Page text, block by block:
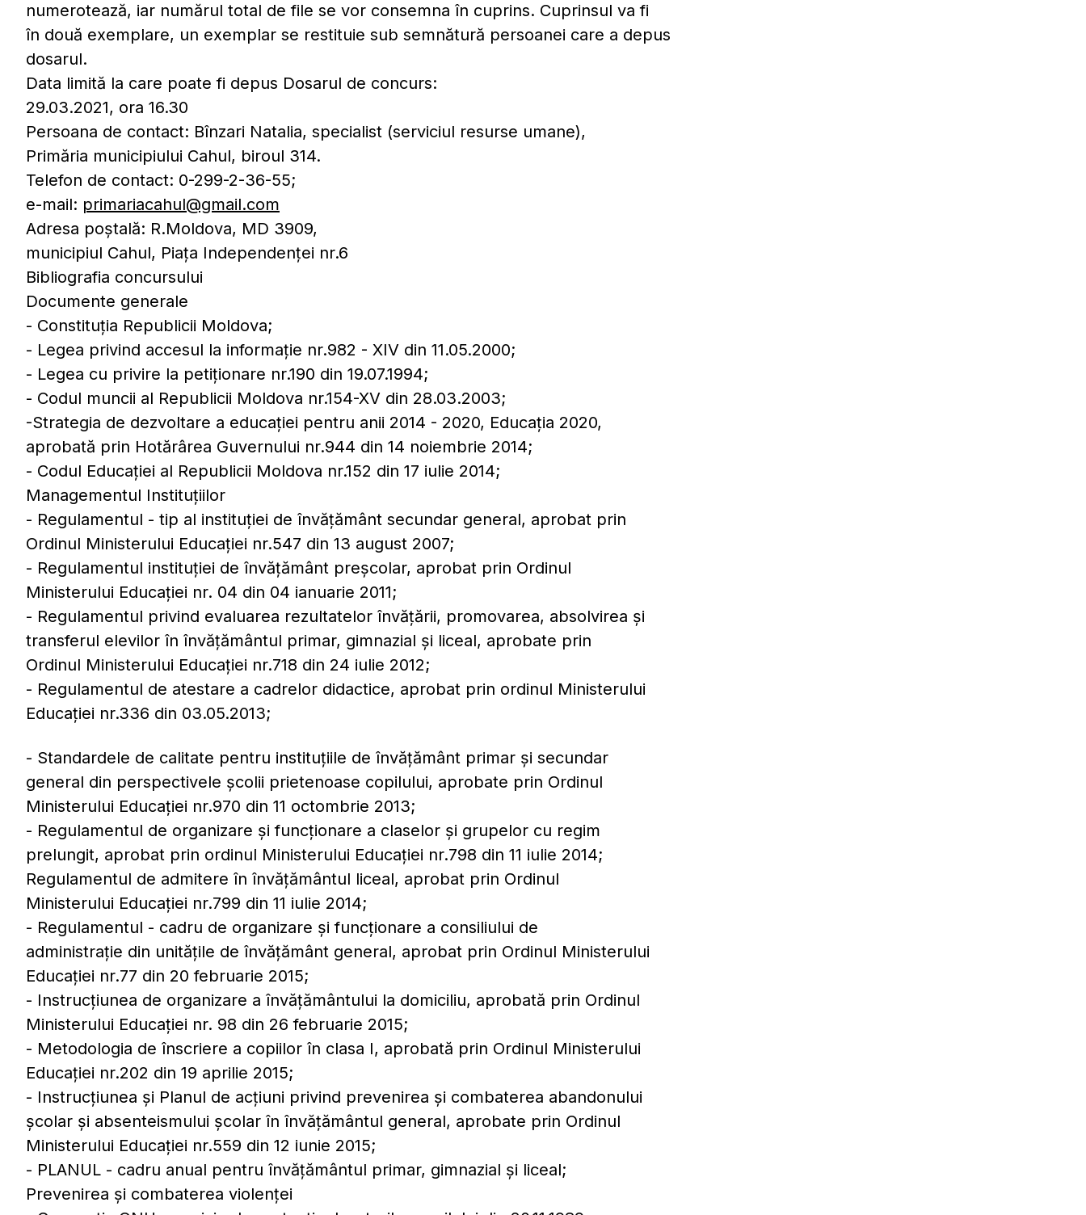
numerotează, iar numărul total de file se vor consemna în cuprins. Cuprinsul va fi
în două exemplare, un exemplar se restituie sub semnătură persoanei care a depus
dosarul.
Data limită la care poate fi depus Dosarul de concurs:
29.03.2021, ora 16.30
Persoana de contact: Bînzari Natalia, specialist (serviciul resurse umane),
Primăria municipiului Cahul, biroul 314.
Telefon de contact: 0-299-2-36-55;
e-mail: primariacahul@gmail.com
Adresa poştală: R.Moldova, MD 3909,
municipiul Cahul, Piaţa Independenţei nr.6
Bibliografia concursului
Documente generale
- Constituția Republicii Moldova;
- Legea privind accesul la informație nr.982 - XIV din 11.05.2000;
- Legea cu privire la petiționare nr.190 din 19.07.1994;
- Codul muncii al Republicii Moldova nr.154-XV din 28.03.2003;
-Strategia de dezvoltare a educației pentru anii 2014 - 2020, Educația 2020,
aprobată prin Hotărârea Guvernului nr.944 din 14 noiembrie 2014;
- Codul Educației al Republicii Moldova nr.152 din 17 iulie 2014;
Managementul Instituțiilor
- Regulamentul - tip al instituției de învățământ secundar general, aprobat prin
Ordinul Ministerului Educației nr.547 din 13 august 2007;
- Regulamentul instituției de învățământ preșcolar, aprobat prin Ordinul
Ministerului Educației nr. 04 din 04 ianuarie 2011;
- Regulamentul privind evaluarea rezultatelor învățării, promovarea, absolvirea și
transferul elevilor în învățământul primar, gimnazial și liceal, aprobate prin
Ordinul Ministerului Educației nr.718 din 24 iulie 2012;
- Regulamentul de atestare a cadrelor didactice, aprobat prin ordinul Ministerului
Educației nr.336 din 03.05.2013;
- Standardele de calitate pentru instituțiile de învățământ primar și secundar
general din perspectivele școlii prietenoase copilului, aprobate prin Ordinul
Ministerului Educației nr.970 din 11 octombrie 2013;
- Regulamentul de organizare și funcționare a claselor și grupelor cu regim
prelungit, aprobat prin ordinul Ministerului Educației nr.798 din 11 iulie 2014;
Regulamentul de admitere în învățământul liceal, aprobat prin Ordinul
Ministerului Educației nr.799 din 11 iulie 2014;
- Regulamentul - cadru de organizare și funcționare a consiliului de
administrație din unitățile de învățământ general, aprobat prin Ordinul Ministerului
Educației nr.77 din 20 februarie 2015;
- Instrucțiunea de organizare a învățământului la domiciliu, aprobată prin Ordinul
Ministerului Educației nr. 98 din 26 februarie 2015;
- Metodologia de înscriere a copiilor în clasa I, aprobată prin Ordinul Ministerului
Educației nr.202 din 19 aprilie 2015;
- Instrucțiunea și Planul de acțiuni privind prevenirea și combaterea abandonului
școlar și absenteismului școlar în învățământul general, aprobate prin Ordinul
Ministerului Educației nr.559 din 12 iunie 2015;
- PLANUL - cadru anual pentru învățământul primar, gimnazial și liceal;
Prevenirea și combaterea violenței